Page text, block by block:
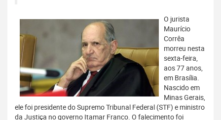
O jurista
Maurício
Corrêa
morreu nesta
sexta-feira,
aos 77 anos,
em Brasília.
Nascido em
Minas Gerais,
ele foi presidente do Supremo Tribunal Federal (STF) e ministro
da Justiça no governo Itamar Franco. O falecimento foi